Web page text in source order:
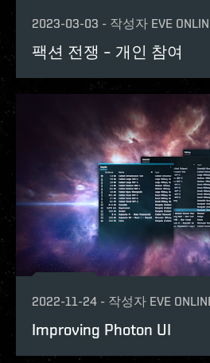
2023-03-03 - 작성자 EVE
팩션 전쟁 – 개인 참여
2022-11-24 - 작성자 EVE
Improving Photon UI